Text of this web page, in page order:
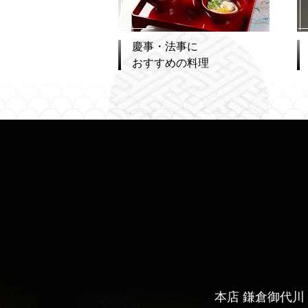
慶事・法事に
おすすめの料理
本店 鎌倉御代川